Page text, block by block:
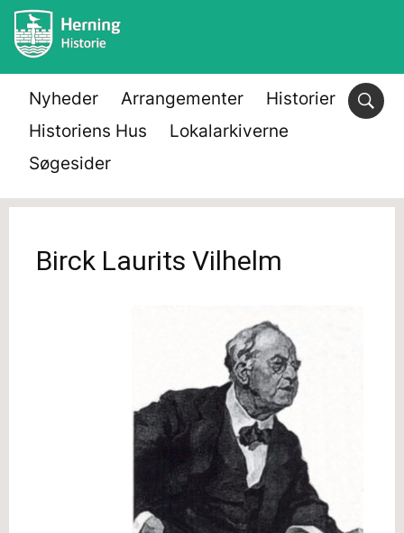
Nyheder Arrangementer
Historier
Historiens Hus
Lokalarkiverne
Søgesider
Birck Laurits Vilhelm